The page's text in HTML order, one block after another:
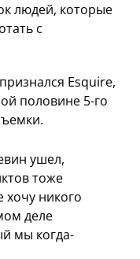
людей, которые
с
Esquire,
половине 5-го
ушел,
тоже
никого
деле
мы когда-